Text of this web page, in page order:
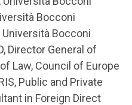
Bocconi
Università Bocconi
Director General of
Law, Council of Europe
Public and Private
in Foreign Direct